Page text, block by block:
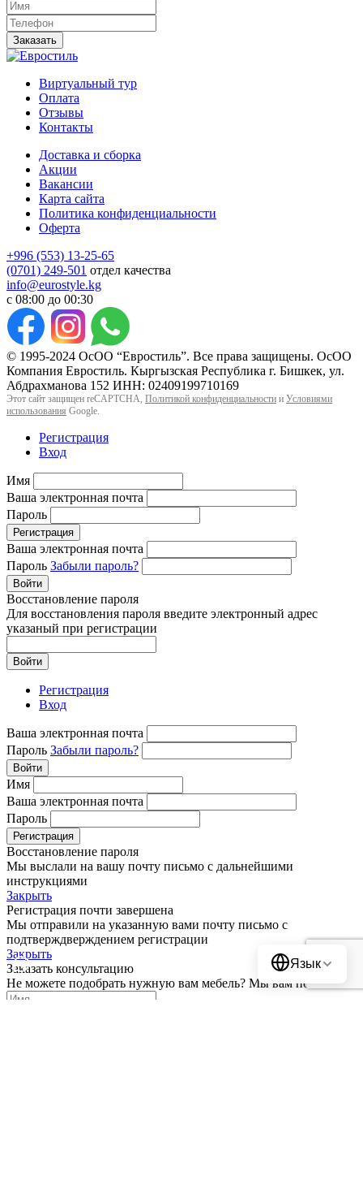
Заказать
Виртуальный тур
Оплата
Отзывы
Контакты
Доставка и сборка
Акции
Вакансии
Карта сайта
Политика конфиденциальности
Оферта
+996 (553) 13-25-65
(0701) 249-501 отдел качества
info@eurostyle.kg
с 08:00 до 00:30
© 1995-2024 ОсОО “Евростиль”. Все права защищены. ОсОО
Компания Евростиль. Кыргызская Республика г. Бишкек, ул.
Абдрахманова 152 ИНН: 02409199710169
Этот сайт защищен reCAPTCHA, Политикой конфиденциальности и Условиями
использования Google.
Регистрация
Вход
Имя
Ваша электронная почта
Пароль
Регистрация
Ваша электронная почта
Пароль Забыли пароль?
Войти
Восстановление пароля
Для восстановления пароля введите электронный адрес
указаный при регистрации
Войти
Регистрация
Вход
Ваша электронная почта
Пароль Забыли пароль?
Войти
Имя
Ваша электронная почта
Пароль
Регистрация
Восстановление пароля
Мы выслали на вашу почту письмо с дальнейшими
инструкциями
Закрыть
Регистрация почти завершена
Мы отправили на указанную вами почту письмо с
подтверждверждением регистрации
Закрыть
Заказать консультацию
Не можете подобрать нужную вам мебель? Мы вам поможем
Язык